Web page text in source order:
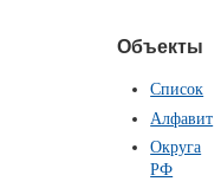
Объекты
Список
Алфавит
Округа
РФ